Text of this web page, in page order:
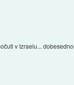
v Izraelu... dobesedno